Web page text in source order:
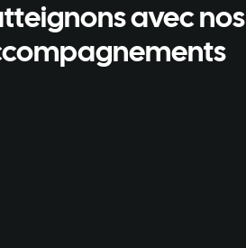
avec nos